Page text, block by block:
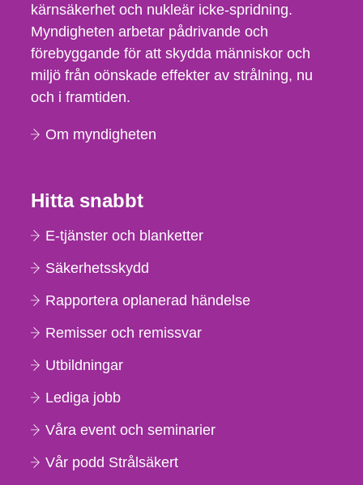
kärnsäkerhet och nukleär icke-spridning.
Myndigheten arbetar pådrivande och
förebyggande för att skydda människor och
miljö från oönskade effekter av strålning, nu
och i framtiden.
Om myndigheten
Hitta snabbt
E-tjänster och blanketter
Säkerhetsskydd
Rapportera oplanerad händelse
Remisser och remissvar
Utbildningar
Lediga jobb
Våra event och seminarier
Vår podd Strålsäkert